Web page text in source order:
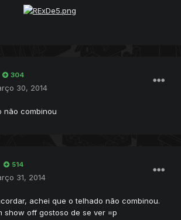
304
30, 2014
não combinou
514
31, 2014
achei que o telhado não combinou.
show off gostoso de se ver =p